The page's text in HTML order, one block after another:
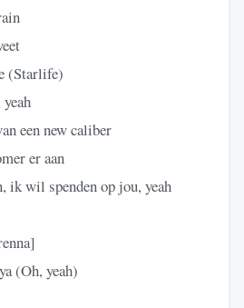
(Starlife)
een new caliber
er aan
ik wil spenden op jou, yeah
(Oh, yeah)